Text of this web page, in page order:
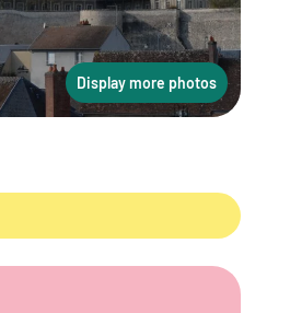
Display more photos